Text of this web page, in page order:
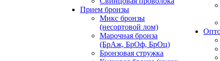
Прием бронзы
Микс бронзы
(несортовой лом)
Марочная бронза
(БрАж, БрОф, БрОц)
Бронзовая стружка